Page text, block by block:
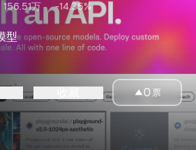
156.51万 -14.35%
型
0票